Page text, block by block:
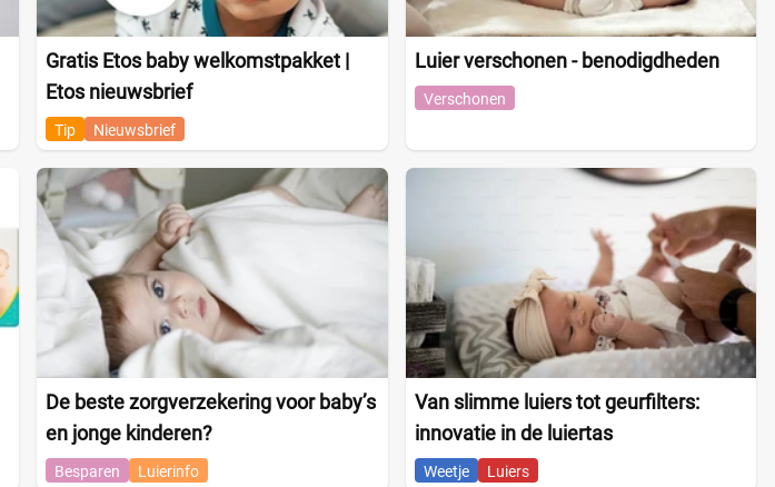
Gratis Etos baby welkomstpakket |
Etos nieuwsbrief
Tip Nieuwsbrief
Luier verschonen - benodigdheden
Verschonen
De beste zorgverzekering voor baby’s
en jonge kinderen?
Besparen Luierinfo
Van slimme luiers tot geurfilters:
innovatie in de luiertas
Weetje Luiers